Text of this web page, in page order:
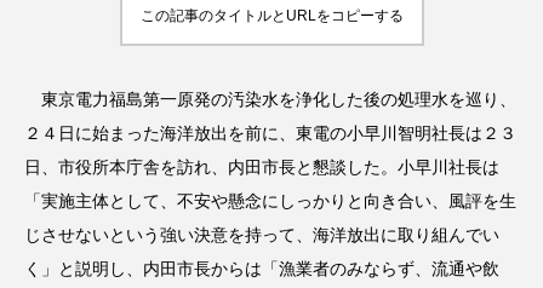
この記事のタイトルとURLをコピーする
東京電力福島第一原発の汚染水を浄化した後の処理水を巡り、
２４日に始まった海洋放出を前に、東電の小早川智明社長は２３
日、市役所本庁舎を訪れ、内田市長と懇談した。小早川社長は
「実施主体として、不安や懸念にしっかりと向き合い、風評を生
じさせないという強い決意を持って、海洋放出に取り組んでい
く」と説明し、内田市長からは「漁業者のみならず、流通や飲